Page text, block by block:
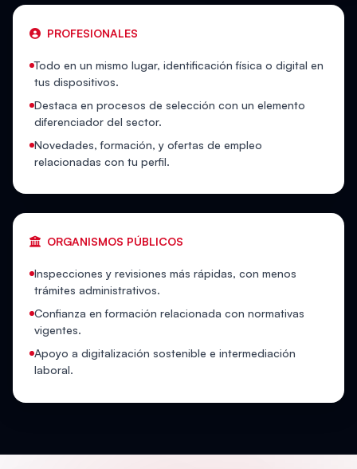
PROFESIONALES
Todo en un mismo lugar, identificación física o digital en
tus dispositivos.
Destaca en procesos de selección con un elemento
diferenciador del sector.
Novedades, formación, y ofertas de empleo
relacionadas con tu perfil.
ORGANISMOS PÚBLICOS
Inspecciones y revisiones más rápidas, con menos
trámites administrativos.
Confianza en formación relacionada con normativas
vigentes.
Apoyo a digitalización sostenible e intermediación
laboral.